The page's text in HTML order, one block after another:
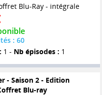
Blu-Ray - intégrale
: 60
1 - Nb épisodes : 1
- Saison 2 - Edition
Blu-ray